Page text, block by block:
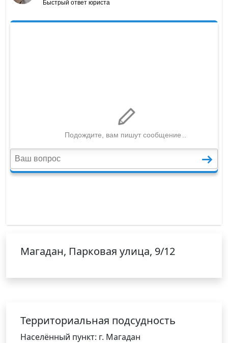
Магадан, Парковая улица, 9/12
Территориальная подсудность
Населённый пункт: г. Магадан